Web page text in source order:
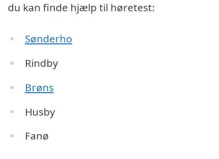
du kan finde hjælp til høretest:
Sønderho
Rindby
Brøns
Husby
Fanø